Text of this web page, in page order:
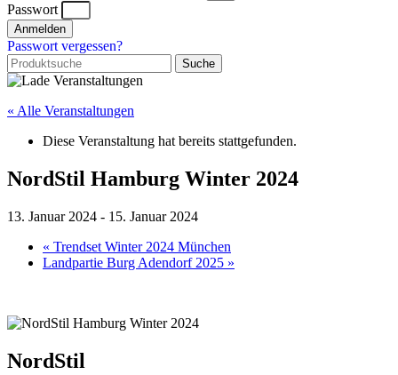
Passwort
Anmelden
Passwort vergessen?
Suche
« Alle Veranstaltungen
Diese Veranstaltung hat bereits stattgefunden.
NordStil Hamburg Winter 2024
13. Januar 2024 - 15. Januar 2024
« Trendset Winter 2024 München
Landpartie Burg Adendorf 2025 »
NordStil